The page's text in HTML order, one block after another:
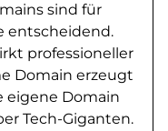
sind für
entscheidend.
professioneller
Domain erzeugt
eigene Domain
Tech-Giganten.